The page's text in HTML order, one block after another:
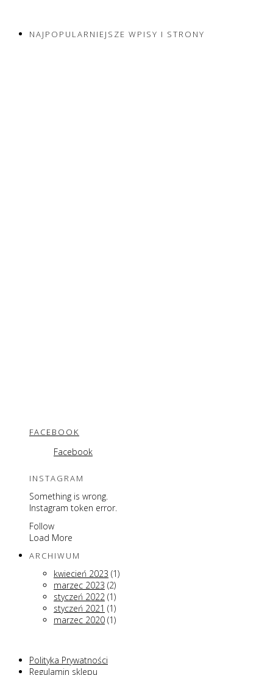
NAJPOPULARNIEJSZE WPISY I STRONY
FACEBOOK
Facebook
INSTAGRAM
Something is wrong.
Instagram token error.
Follow
Load More
ARCHIWUM
kwiecień 2023 (1)
marzec 2023 (2)
styczeń 2022 (1)
styczeń 2021 (1)
marzec 2020 (1)
Polityka Prywatności
Regulamin sklepu